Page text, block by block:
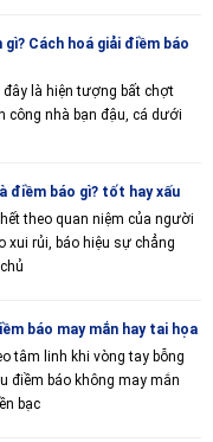
Cách hoá giải điềm báo
là hiện tượng bất chợt
công nhà bạn đậu, cá dưới
điềm báo gì? tốt hay xấu
theo quan niệm của người
xui rủi, báo hiệu sự chẳng
báo may mắn hay tai họa
tâm linh khi vòng tay bỗng
điềm báo không may mắn
bạc